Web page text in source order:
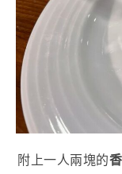
附上一人兩塊的